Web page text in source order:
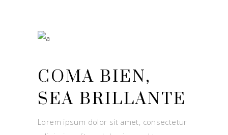
COMA BIEN,
SEA BRILLANTE
Lorem ipsum dolor sit amet, consectetur